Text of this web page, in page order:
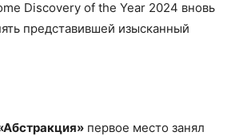
Discovery of the Year 2024 вновь
представившей изысканный
первое место занял